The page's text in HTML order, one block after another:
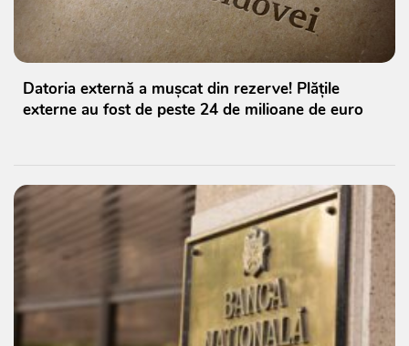
Datoria externă a mușcat din rezerve! Plățile
externe au fost de peste 24 de milioane de euro